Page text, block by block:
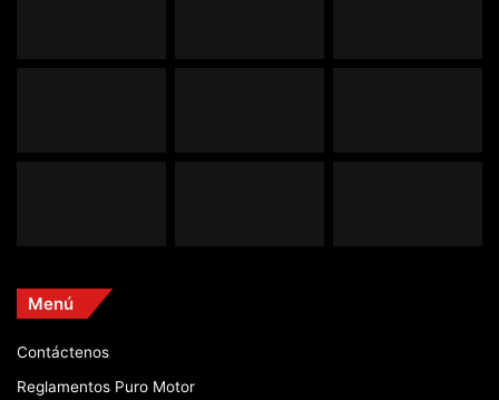
Menú
Contáctenos
Reglamentos Puro Motor